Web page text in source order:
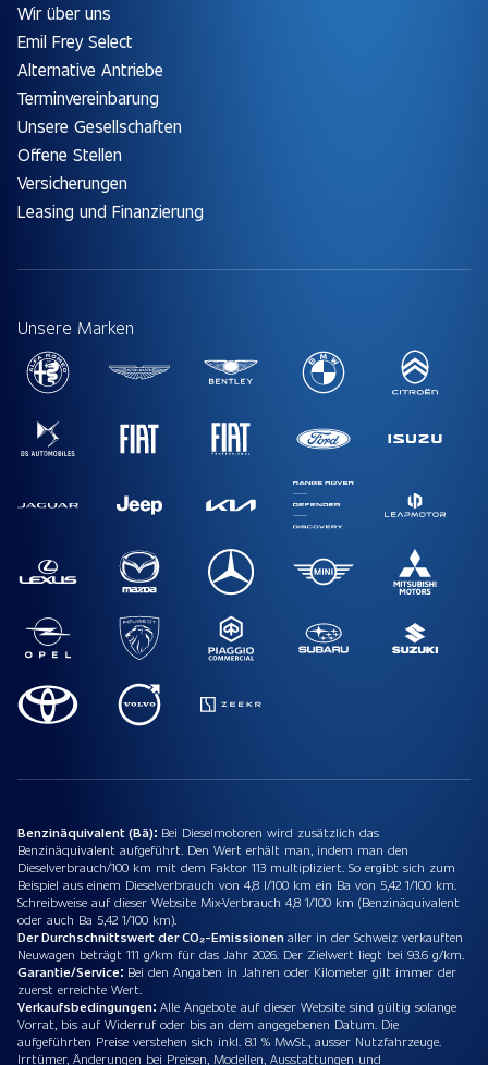
Wir über uns
Emil Frey Select
Alternative Antriebe
Terminvereinbarung
Unsere Gesellschaften
Offene Stellen
Versicherungen
Leasing und Finanzierung
Unsere Marken
Benzinäquivalent (Bä): Bei Dieselmotoren wird zusätzlich das
Benzinäquivalent aufgeführt. Den Wert erhält man, indem man den
Dieselverbrauch/100 km mit dem Faktor 113 multipliziert. So ergibt sich zum
Beispiel aus einem Dieselverbrauch von 4,8 l/100 km ein Ba von 5,42 1/100 km.
Schreibweise auf dieser Website Mix-Verbrauch 4,8 1/100 km (Benzinäquivalent
oder auch Ba 5,42 1/100 km).
Der Durchschnittswert der CO₂-Emissionenaller in der Schweiz verkauften
Neuwagen beträgt 111 g/km für das Jahr 2026. Der Zielwert liegt bei 93.6 g/km.
Garantie/Service: Bei den Angaben in Jahren oder Kilometer gilt immer der
zuerst erreichte Wert.
Verkaufsbedingungen: Alle Angebote auf dieser Website sind gültig solange
Vorrat, bis auf Widerruf oder bis an dem angegebenen Datum. Die
aufgeführten Preise verstehen sich inkl. 8.1 % MwSt., ausser Nutzfahrzeuge.
Irrtümer, Änderungen bei Preisen, Modellen, Ausstattungen und